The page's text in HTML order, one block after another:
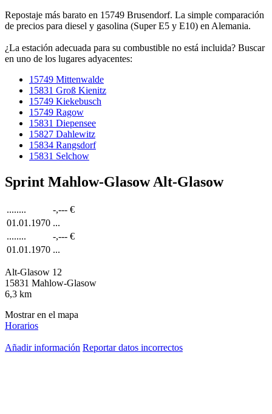
Repostaje más barato en 15749 Brusendorf. La simple comparación
de precios para diesel y gasolina (Super E5 y E10) en Alemania.
¿La estación adecuada para su combustible no está incluida? Buscar
en uno de los lugares adyacentes:
15749 Mittenwalde
15831 Groß Kienitz
15749 Kiekebusch
15749 Ragow
15831 Diepensee
15827 Dahlewitz
15834 Rangsdorf
15831 Selchow
Sprint Mahlow-Glasow Alt-Glasow
........ -,--- €
01.01.1970 ...
........
-,--- €
01.01.1970 ...
Alt-Glasow 12
15831 Mahlow-Glasow
6,3 km
Mostrar en el mapa
Horarios
Añadir información Reportar datos incorrectos